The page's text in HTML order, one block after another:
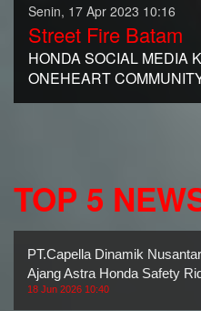
Senin, 17 Apr 2023 10:16
Street Fire Batam
HONDA SOCIAL MEDIA
ONEHEART
TOP 5
PT.Capella Dinamik
Ajang Astra Honda Safety
18 Jun 2026 10:40